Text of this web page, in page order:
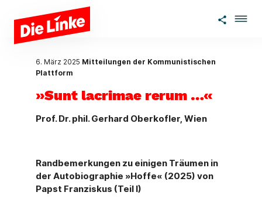
Zum Hauptinhalt springen
6. März 2025 Mitteilungen der Kommunistischen
Plattform
»Sunt lacrimae rerum …«
Prof. Dr. phil. Gerhard Oberkofler, Wien
Randbemerkungen zu einigen Träumen in
der Autobiographie »Hoffe« (2025) von
Papst Franziskus (Teil I)